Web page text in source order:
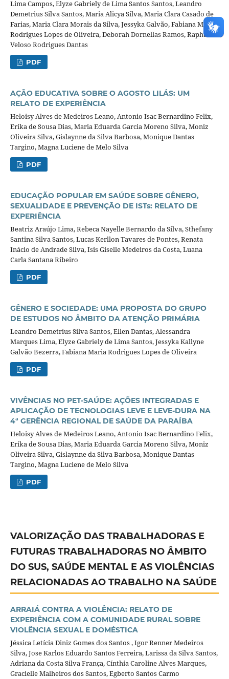
Lima Campos, Elyze Gabriely de Lima Santos Santos, Leandro
Demetrius Silva Santos, Maria Alicya Silva, Maria Clara Casado de
Farias, Maria Clara Morais da Silva, Jessyka Galvão, Fabiana Maria
Rodrigues Lopes de Oliveira, Deborah Dornellas Ramos, Raphaela
Veloso Rodrigues Dantas
PDF
AÇÃO EDUCATIVA SOBRE O AGOSTO LILÁS: UM
RELATO DE EXPERIÊNCIA
Heloisy Alves de Medeiros Leano, Antonio Isac Bernardino Felix,
Erika de Sousa Dias, Maria Eduarda Garcia Moreno Silva, Moniz
Oliveira Silva, Gislaynne da Silva Barbosa, Monique Dantas
Targino, Magna Luciene de Melo Silva
PDF
EDUCAÇÃO POPULAR EM SAÚDE SOBRE GÊNERO,
SEXUALIDADE E PREVENÇÃO DE ISTs: RELATO DE
EXPERIÊNCIA
Beatriz Araújo Lima, Rebeca Nayelle Bernardo da Silva, Sthefany
Santina Silva Santos, Lucas Kerllon Tavares de Pontes, Renata
Inácio de Andrade Silva, Isis Giselle Medeiros da Costa, Luana
Carla Santana Ribeiro
PDF
GÊNERO E SOCIEDADE: UMA PROPOSTA DO GRUPO
DE ESTUDOS NO ÂMBITO DA ATENÇÃO PRIMÁRIA
Leandro Demetrius Silva Santos, Ellen Dantas, Alessandra
Marques Lima, Elyze Gabriely de Lima Santos, Jessyka Kallyne
Galvão Bezerra, Fabiana Maria Rodrigues Lopes de Oliveira
PDF
VIVÊNCIAS NO PET-SAÚDE: AÇÕES INTEGRADAS E
APLICAÇÃO DE TECNOLOGIAS LEVE E LEVE-DURA NA
4ª GERÊNCIA REGIONAL DE SAÚDE DA PARAÍBA
Heloisy Alves de Medeiros Leano, Antonio Isac Bernardino Felix,
Erika de Sousa Dias, Maria Eduarda Garcia Moreno Silva, Moniz
Oliveira Silva, Gislaynne da Silva Barbosa, Monique Dantas
Targino, Magna Luciene de Melo Silva
PDF
VALORIZAÇÃO DAS TRABALHADORAS E
FUTURAS TRABALHADORAS NO ÂMBITO
DO SUS, SAÚDE MENTAL E AS VIOLÊNCIAS
RELACIONADAS AO TRABALHO NA SAÚDE
ARRAIÁ CONTRA A VIOLÊNCIA: RELATO DE
EXPERIÊNCIA COM A COMUNIDADE RURAL SOBRE
VIOLÊNCIA SEXUAL E DOMÉSTICA
Jéssica Letícia Diniz Gomes dos Santos , Igor Renner Medeiros
Silva, Jose Karlos Eduardo Santos Ferreira, Larissa da Silva Santos,
Adriana da Costa Silva França, Cínthia Caroline Alves Marques,
Gracielle Malheiros dos Santos, Egberto Santos Carmo